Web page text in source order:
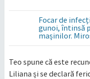
Focar de
gunoi, întinsă
mașinilor.
Teo spune că este
Liliana și se declară